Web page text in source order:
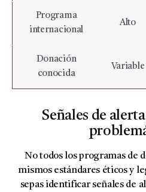
Programa
internacional
Alto
Donación
conocida
Variable
Señales de
No todos los programas de
mismos estándares éticos y
sepas identificar señales de